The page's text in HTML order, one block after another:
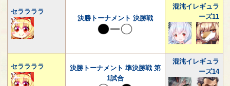
セララララ
決勝トーナメント 決勝戦
混沌イレギュラ
ーズ11
セララララ
決勝トーナメント 準決勝戦 第
1試合
混沌イレギュラ
ーズ14